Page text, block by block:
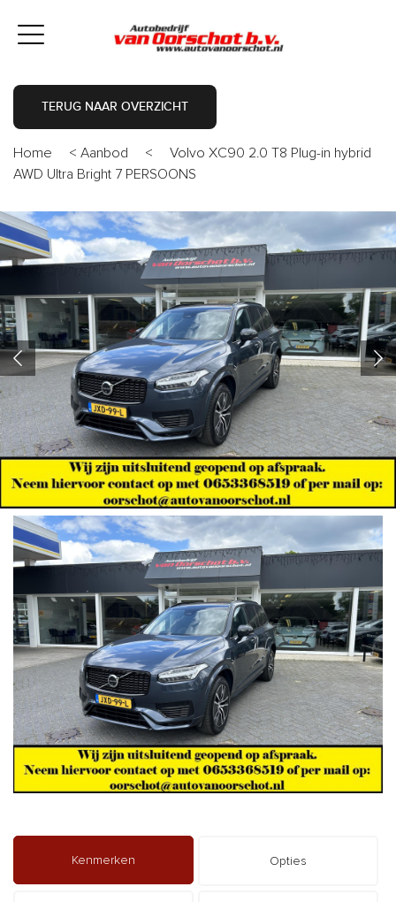
TERUG NAAR OVERZICHT
Home < Aanbod <
Volvo XC90 2.0 T8 Plug-in hybrid
AWD Ultra Bright 7 PERSOONS
Kenmerken Opties